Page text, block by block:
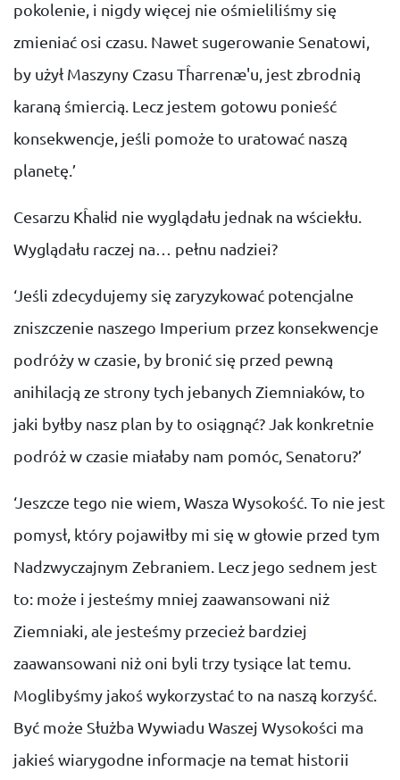
pokolenie, i nigdy więcej nie ośmieliliśmy się
zmieniać osi czasu. Nawet sugerowanie Senatowi,
by użył Maszyny Czasu Tĥarrenæ'u, jest zbrodnią
karaną śmiercią. Lecz jestem gotowu ponieść
konsekwencje, jeśli pomoże to uratować naszą
planetę.’
Cesarzu Kĥalɨd nie wyglądału jednak na wściekłu.
Wyglądału raczej na… pełnu nadziei?
‘Jeśli zdecydujemy się zaryzykować potencjalne
zniszczenie naszego Imperium przez konsekwencje
podróży w czasie, by bronić się przed pewną
anihilacją ze strony tych jebanych Ziemniaków, to
jaki byłby nasz plan by to osiągnąć? Jak konkretnie
podróż w czasie miałaby nam pomóc, Senatoru?’
‘Jeszcze tego nie wiem, Wasza Wysokość. To nie jest
pomysł, który pojawiłby mi się w głowie przed tym
Nadzwyczajnym Zebraniem. Lecz jego sednem jest
to: może i jesteśmy mniej zaawansowani niż
Ziemniaki, ale jesteśmy przecież bardziej
zaawansowani niż oni byli trzy tysiące lat temu.
Moglibyśmy jakoś wykorzystać to na naszą korzyść.
Być może Służba Wywiadu Waszej Wysokości ma
jakieś wiarygodne informacje na temat historii